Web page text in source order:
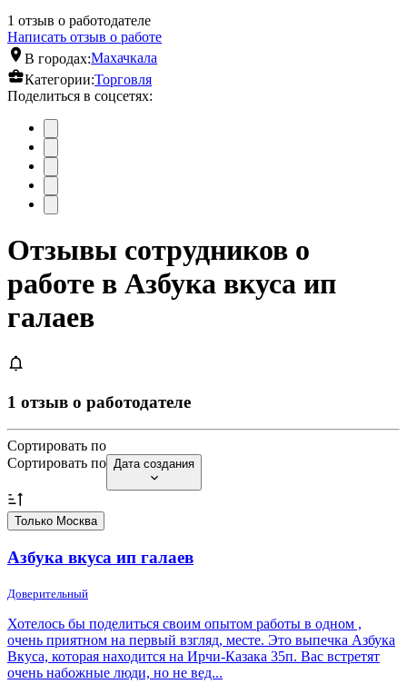
1 отзыв о работодателе
Написать отзыв о работе
В городах:Махачкала
Категории:Торговля
Поделиться в соцсетях:
Отзывы сотрудников о
работе в Азбука вкуса ип
галаев
1 отзыв о работодателе
Сортировать по
Сортировать по Дата создания
Только Москва
Азбука вкуса ип галаев
Доверительный
Хотелось бы поделиться своим опытом работы в одном ,
очень приятном на первый взгляд, месте. Это выпечка Азбука
Вкуса, которая находится на Ирчи-Казака 35п. Вас встретят
очень набожные люди, но не вед...